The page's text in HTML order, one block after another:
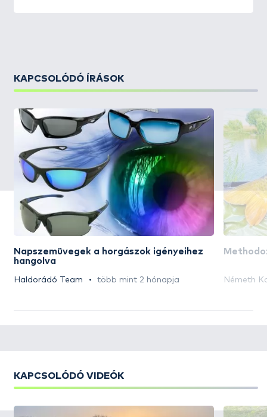
KAPCSOLÓDÓ ÍRÁSOK
Napszemüvegek a horgászok igényeihez
hangolva
Haldorádó Team több mint 2 hónapja Németh
KAPCSOLÓDÓ VIDEÓK